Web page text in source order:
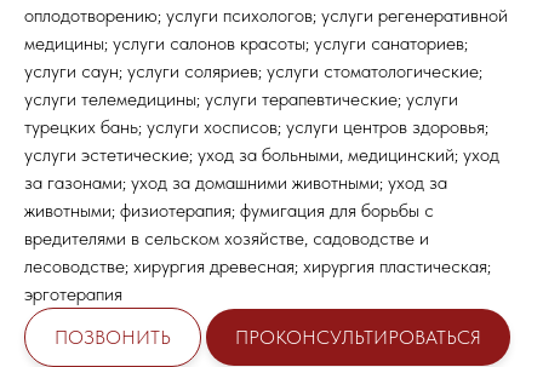
оплодотворению; услуги психологов; услуги регенеративной
медицины; услуги салонов красоты; услуги санаториев;
услуги саун; услуги соляриев; услуги стоматологические;
услуги телемедицины; услуги терапевтические; услуги
турецких бань; услуги хосписов; услуги центров здоровья;
услуги эстетические; уход за больными, медицинский; уход
за газонами; уход за домашними животными; уход за
животными; физиотерапия; фумигация для борьбы с
вредителями в сельском хозяйстве, садоводстве и
лесоводстве; хирургия древесная; хирургия пластическая;
эрготерапия
ПОЗВОНИТЬ
ПРОКОНСУЛЬТИРОВАТЬСЯ